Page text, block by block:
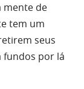
mente de
tem um
seus
fundos por lá